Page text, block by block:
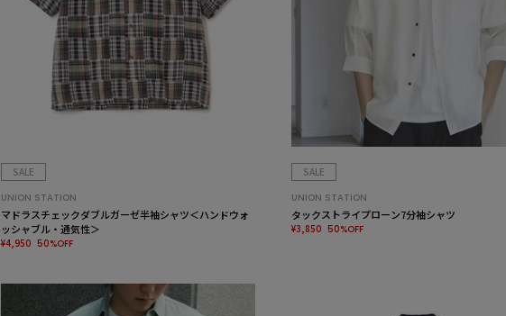
SALE
UNION STATION
マドラスチェックダブルガーゼ半袖シャツ＜ハンドウォ
ッシャブル・通気性＞
¥4,950 50%OFF
SALE
UNION STATION
タックストライプローン7分袖シャツ
¥3,850 50%OFF